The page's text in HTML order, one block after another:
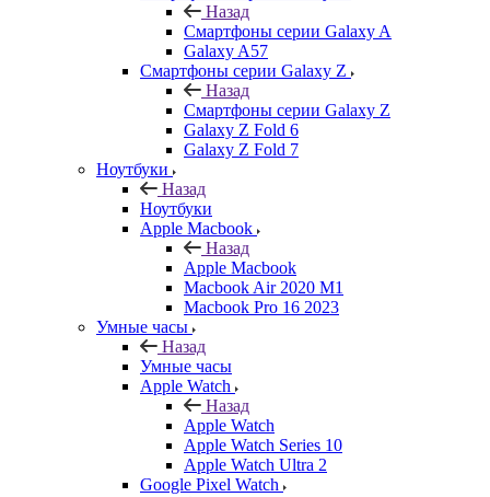
Назад
Смартфоны серии Galaxy A
Galaxy A57
Смартфоны серии Galaxy Z
Назад
Смартфоны серии Galaxy Z
Galaxy Z Fold 6
Galaxy Z Fold 7
Ноутбуки
Назад
Ноутбуки
Apple Macbook
Назад
Apple Macbook
Macbook Air 2020 M1
Macbook Pro 16 2023
Умные часы
Назад
Умные часы
Apple Watch
Назад
Apple Watch
Apple Watch Series 10
Apple Watch Ultra 2
Google Pixel Watch